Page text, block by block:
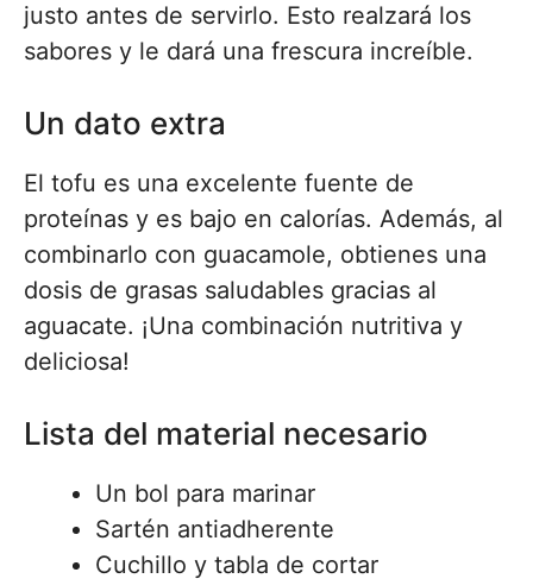
justo antes de servirlo. Esto realzará los
sabores y le dará una frescura increíble.
Un dato extra
El tofu es una excelente fuente de
proteínas y es bajo en calorías. Además, al
combinarlo con guacamole, obtienes una
dosis de grasas saludables gracias al
aguacate. ¡Una combinación nutritiva y
deliciosa!
Lista del material necesario
Un bol para marinar
Sartén antiadherente
Cuchillo y tabla de cortar